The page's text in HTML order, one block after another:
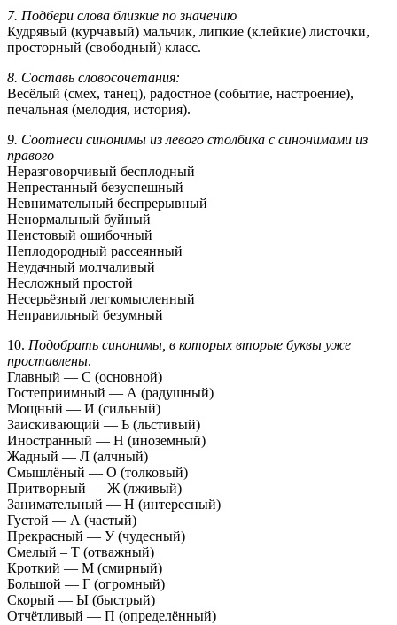
7. Подбери слова близкие по значению
Кудрявый (курчавый) мальчик, липкие (клейкие) листочки,
просторный (свободный) класс.
8. Составь словосочетания:
Весёлый (смех, танец), радостное (событие, настроение),
печальная (мелодия, история).
9. Соотнеси синонимы из левого столбика с синонимами из
правого
Неразговорчивый бесплодный
Непрестанный безуспешный
Невнимательный беспрерывный
Ненормальный буйный
Неистовый ошибочный
Неплодородный рассеянный
Неудачный молчаливый
Несложный простой
Несерьёзный легкомысленный
Неправильный безумный
10. Подобрать синонимы, в которых вторые буквы уже
проставлены.
Главный — С (основной)
Гостеприимный — А (радушный)
Мощный — И (сильный)
Заискивающий — Ь (льстивый)
Иностранный — Н (иноземный)
Жадный — Л (алчный)
Смышлёный — О (толковый)
Притворный — Ж (лживый)
Занимательный — Н (интересный)
Густой — А (частый)
Прекрасный — У (чудесный)
Смелый – Т (отважный)
Кроткий — М (смирный)
Большой — Г (огромный)
Скорый — Ы (быстрый)
Отчётливый — П (определённый)